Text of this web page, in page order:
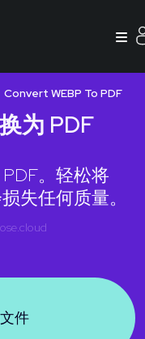
Convert WEBP To PDF
为 PDF
。轻松将
失任何质量。
件